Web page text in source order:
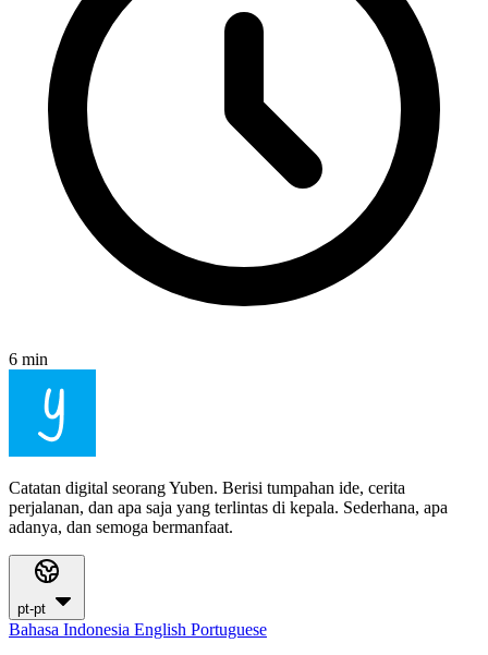
6 min
Catatan digital seorang Yuben. Berisi tumpahan ide, cerita
perjalanan, dan apa saja yang terlintas di kepala. Sederhana, apa
adanya, dan semoga bermanfaat.
pt-pt
Bahasa Indonesia English Portuguese